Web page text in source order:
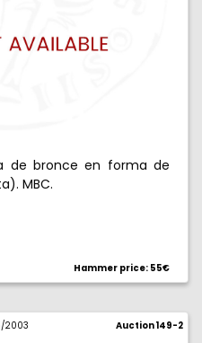
de bronce en forma de
MBC.
Hammer price: 55€
2003 Auction 149-2